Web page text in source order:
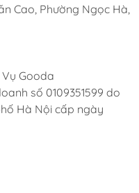
Cao, Phường Ngọc Hà,
Gooda
số 0109351599 do
Hà Nội cấp ngày